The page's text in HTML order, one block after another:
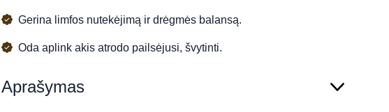
Gerina limfos nutekėjimą ir drėgmės balansą.
Oda aplink akis atrodo pailsėjusi, švytinti.
Aprašymas